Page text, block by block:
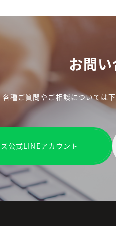
お問
各種ご質問やご相談については
公式LINEアカウント